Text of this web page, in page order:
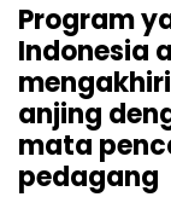
Program
Indonesia
anjing
mata
pedagang